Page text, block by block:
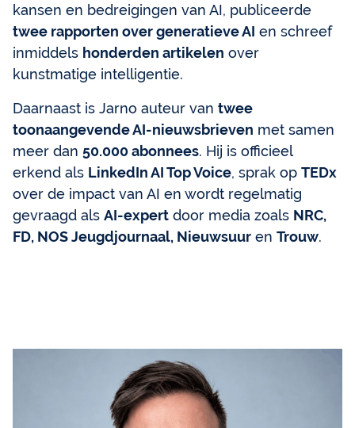
kansen en bedreigingen van AI, publiceerde
twee rapporten over generatieve AI en schreef
inmiddels honderden artikelen over
kunstmatige intelligentie.
Daarnaast is Jarno auteur van twee
toonaangevende AI-nieuwsbrieven met samen
meer dan 50.000 abonnees. Hij is officieel
erkend als LinkedIn AI Top Voice, sprak op TEDx
over de impact van AI en wordt regelmatig
gevraagd als AI-expert door media zoals NRC,
FD, NOS Jeugdjournaal, Nieuwsuur en Trouw.